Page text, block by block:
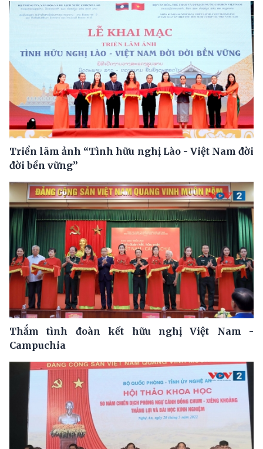
Triển lãm ảnh “Tình hữu nghị Lào - Việt Nam đời
đời bền vững”
Thắm tình đoàn kết hữu nghị Việt Nam -
Campuchia